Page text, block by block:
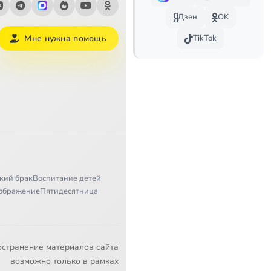
Мне нужна помощь
бракВоспитание детей
Пятидесятница
материалов сайта
возможно только в рамках
Дзен
OK
TikTok